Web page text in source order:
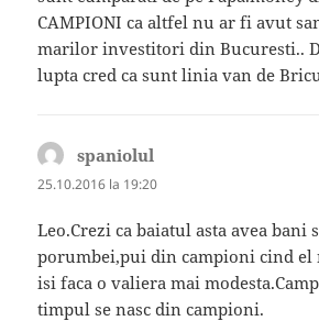
CAMPIONI ca altfel nu ar fi avut
marilor investitori din Bucuresti..
lupta cred ca sunt linia van de
spaniolul
25.10.2016 la 19:20
Leo.Crezi ca baiatul asta avea bani
porumbei,pui din campioni cind el
isi faca o valiera mai
timpul se nasc din campioni.